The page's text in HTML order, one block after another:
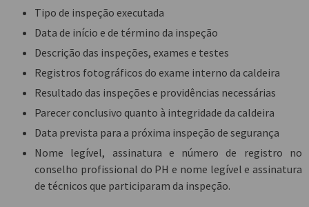
Tipo de inspeção executada
Data de início e de término da inspeção
Descrição das inspeções, exames e testes
Registros fotográficos do exame interno da caldeira
Resultado das inspeções e providências necessárias
Parecer conclusivo quanto à integridade da caldeira
Data prevista para a próxima inspeção de segurança
Nome legível, assinatura e número de registro no
conselho profissional do PH e nome legível e assinatura
de técnicos que participaram da inspeção.